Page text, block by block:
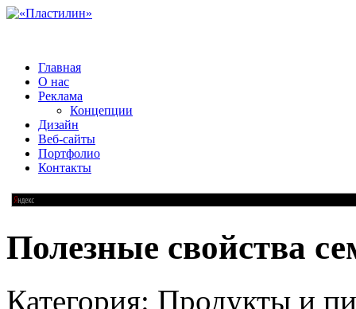
Главная
О нас
Реклама
Концепции
Дизайн
Веб-сайты
Портфолио
Контакты
Полезные свойства
Категория: Продукты и